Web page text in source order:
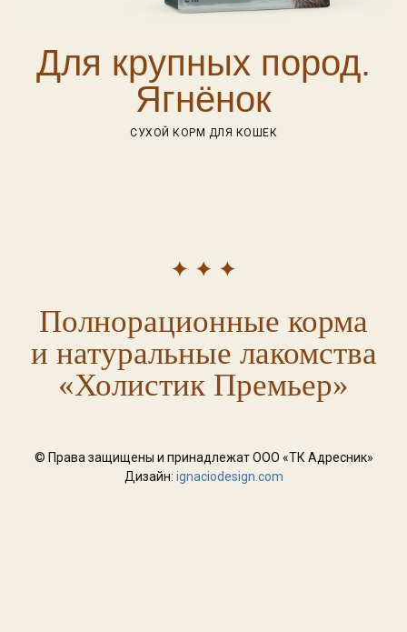
Для крупных пород.
Ягнёнок
СУХОЙ КОРМ ДЛЯ КОШЕК
Полнорационные корма
и натуральные лакомства
«Холистик Премьер»
© Права защищены и принадлежат ООО «ТК Адресник»
Дизайн: ignaciodesign.com